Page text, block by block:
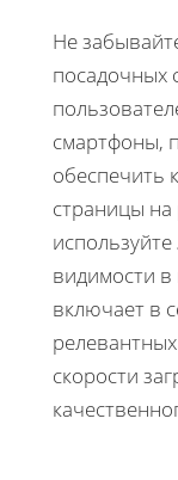
Не
посадочных
смартфоны,
обеспечить
страницы на
используйте
видимости в
включает в
скорости